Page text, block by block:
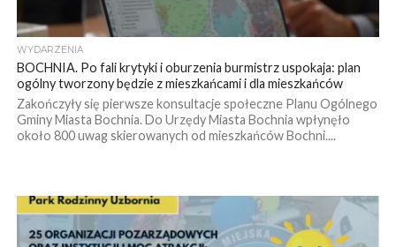
WYDARZENIA
BOCHNIA. Po fali krytyki i oburzenia burmistrz uspokaja: plan
ogólny tworzony będzie z mieszkańcami i dla mieszkańców
Zakończyły się pierwsze konsultacje społeczne Planu Ogólnego
Gminy Miasta Bochnia. Do Urzędy Miasta Bochnia wpłynęło
około 800 uwag skierowanych od mieszkańców Bochni....